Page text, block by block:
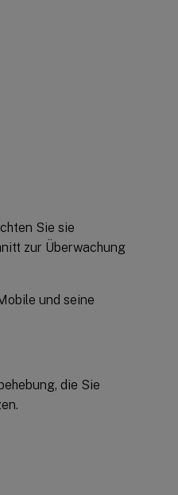
Sie sie
zur Überwachung
und seine
die Sie